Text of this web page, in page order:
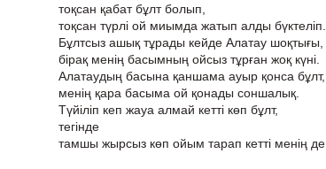
тоқсан қабат бұлт болып,
тоқсан түрлі ой миымда жатып алды бүктеліп.
Бұлтсыз ашық тұрады кейде Алатау шоқтығы,
бірақ менің басымның ойсыз тұрған жоқ күні.
Алатаудың басына қаншама ауыр қонса бұлт,
менің қара басыма ой қонады соншалық.
Түйіліп кеп жауа алмай кетті көп бұлт,
тегінде
тамшы жырсыз көп ойым тарап кетті менің де.